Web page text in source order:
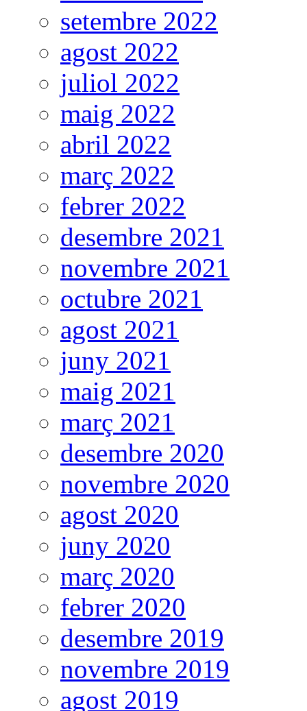
setembre 2022
agost 2022
juliol 2022
maig 2022
abril 2022
març 2022
febrer 2022
desembre 2021
novembre 2021
octubre 2021
agost 2021
juny 2021
maig 2021
març 2021
desembre 2020
novembre 2020
agost 2020
juny 2020
març 2020
febrer 2020
desembre 2019
novembre 2019
agost 2019